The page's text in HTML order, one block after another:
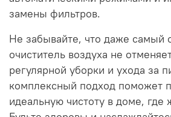
замены фильтров.
Не забывайте, что даже самый
очиститель воздуха не
регулярной уборки и ухода за
комплексный подход поможет
идеальную чистоту в доме, где